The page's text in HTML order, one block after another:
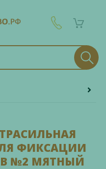
ФИКСАЦИИ
№2 МЯТНЫЙ